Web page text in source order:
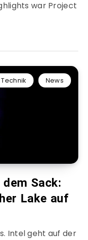
war Project
Technik News
Sack:
Lake auf
Intel geht auf der